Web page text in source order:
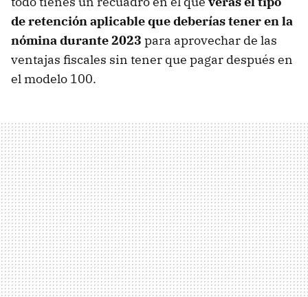
de retención aplicable que deberías tener en la
nómina durante 2023 para aprovechar de las
ventajas fiscales sin tener que pagar después en
el modelo 100.